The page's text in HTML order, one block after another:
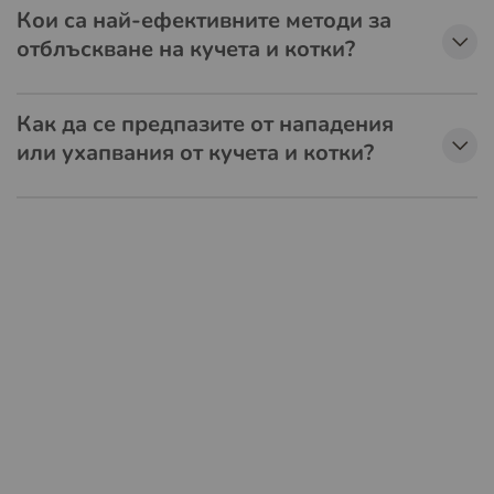
Кои са най-ефективните методи за
отблъскване на кучета и котки?
Как да се предпазите от нападения
или ухапвания от кучета и котки?